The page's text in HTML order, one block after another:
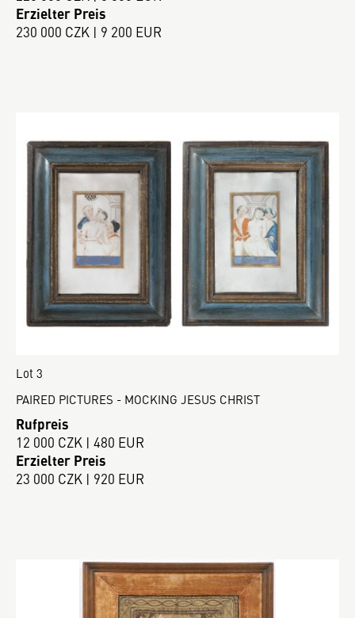
Erzielter Preis
230 000 CZK | 9 200 EUR
Lot 3
PAIRED PICTURES - MOCKING JESUS CHRIST
Rufpreis
12 000 CZK | 480 EUR
Erzielter Preis
23 000 CZK | 920 EUR